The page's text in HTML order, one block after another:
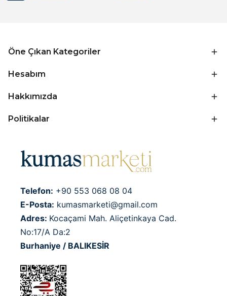
Öne Çıkan Kategoriler
Hesabım
Hakkımızda
Politikalar
Telefon: +90 553 068 08 04
E-Posta: kumasmarketi@gmail.com
Adres: Kocaçami Mah. Aliçetinkaya Cad.
No:17/A Da:2
Burhaniye / BALIKESİR